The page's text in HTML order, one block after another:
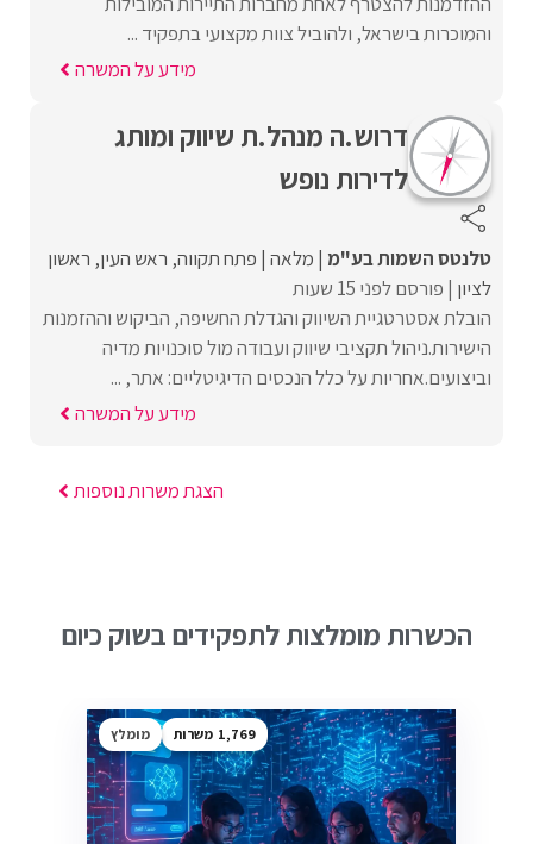
והמוכרות בישראל, ולהוביל צוות מקצועי בתפקיד ...
מידע על המשרה
דרוש.ה מנהל.ת שיווק ומותג
לדירות נופש
טלנטס השמות בע"מ מלאה פתח תקווה ראש העין ראשון
לציון פורסם לפני 15 שעות
הובלת אסטרטגיית השיווק והגדלת החשיפה, הביקוש וההזמנות
הישירות.ניהול תקציבי שיווק ועבודה מול סוכנויות מדיה
וביצועים.אחריות על כלל הנכסים הדיגיטליים: אתר, ...
מידע על המשרה
הצגת משרות נוספות
הכשרות מומלצות לתפקידים בשוק כיום
1,769 מומלץ